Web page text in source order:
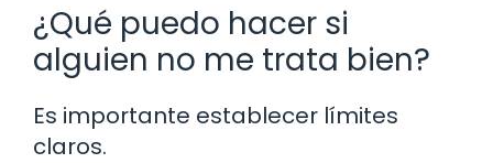
¿Qué puedo hacer si
alguien no me trata bien?
Es importante establecer límites
claros.